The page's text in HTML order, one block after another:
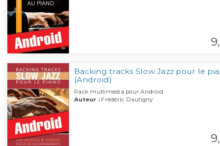
9,
Backing tracks Slow Jazz pour le
(Android)
Pack multimedia pour Android
Auteur : Frédéric Dautigny
9,